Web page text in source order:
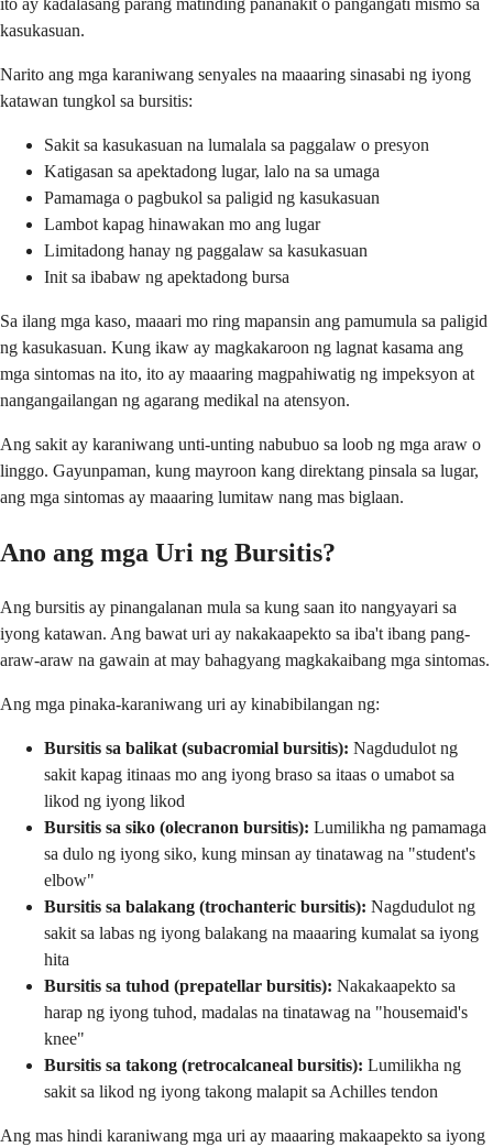
kasukasuan.
Narito ang mga karaniwang senyales na maaaring sinasabi ng iyong
katawan tungkol sa bursitis:
Sakit sa kasukasuan na lumalala sa paggalaw o presyon
Katigasan sa apektadong lugar, lalo na sa umaga
Pamamaga o pagbukol sa paligid ng kasukasuan
Lambot kapag hinawakan mo ang lugar
Limitadong hanay ng paggalaw sa kasukasuan
Init sa ibabaw ng apektadong bursa
Sa ilang mga kaso, maaari mo ring mapansin ang pamumula sa paligid
ng kasukasuan. Kung ikaw ay magkakaroon ng lagnat kasama ang
mga sintomas na ito, ito ay maaaring magpahiwatig ng impeksyon at
nangangailangan ng agarang medikal na atensyon.
Ang sakit ay karaniwang unti-unting nabubuo sa loob ng mga araw o
linggo. Gayunpaman, kung mayroon kang direktang pinsala sa lugar,
ang mga sintomas ay maaaring lumitaw nang mas biglaan.
Ano ang mga Uri ng Bursitis?
Ang bursitis ay pinangalanan mula sa kung saan ito nangyayari sa
iyong katawan. Ang bawat uri ay nakakaapekto sa iba't ibang pang-
araw-araw na gawain at may bahagyang magkakaibang mga sintomas.
Ang mga pinaka-karaniwang uri ay kinabibilangan ng:
Bursitis sa balikat (subacromial bursitis): Nagdudulot ng
sakit kapag itinaas mo ang iyong braso sa itaas o umabot sa
likod ng iyong likod
Bursitis sa siko (olecranon bursitis): Lumilikha ng pamamaga
sa dulo ng iyong siko, kung minsan ay tinatawag na "student's
elbow"
Bursitis sa balakang (trochanteric bursitis): Nagdudulot ng
sakit sa labas ng iyong balakang na maaaring kumalat sa iyong
hita
Bursitis sa tuhod (prepatellar bursitis): Nakakaapekto sa
harap ng iyong tuhod, madalas na tinatawag na "housemaid's
knee"
Bursitis sa takong (retrocalcaneal bursitis): Lumilikha ng
sakit sa likod ng iyong takong malapit sa Achilles tendon
Ang mas hindi karaniwang mga uri ay maaaring makaapekto sa iyong